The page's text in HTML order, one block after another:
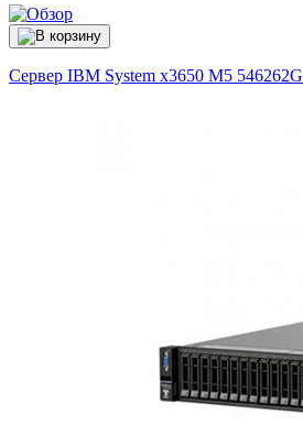
Сервер IBM System x3650 M5 546262G